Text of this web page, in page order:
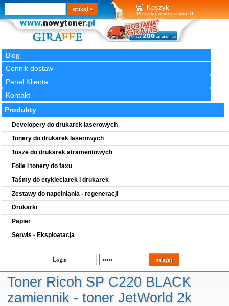
Koszyk
Produktów w koszyku: 0
Blog
Cennik dostaw
Panel Klienta
Kontakt
Wyszukiwarka
szukaj
Produkty
Developery do drukarek laserowych
Tonery do drukarek laserowych
Tusze do drukarek atramentowych
Folie i tonery do faxu
Taśmy do etykieciarek i drukarek
Zestawy do napełniania - regeneracji
Drukarki
Papier
Serwis - Eksploatacja
Toner Ricoh SP C220 BLACK
zamiennik - toner JetWorld 2k